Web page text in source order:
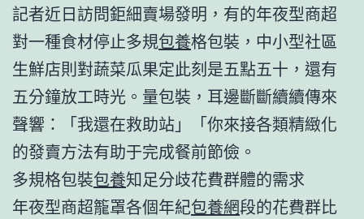
記者近日訪問鉅細賣場發明，有的年夜型商超
對一種食材停止多規包養格包裝，中小型社區
生鮮店則對蔬菜瓜果定此刻是五點五十，還有
五分鐘放工時光。量包裝，耳邊斷斷續續傳來
聲響：「我還在救助站」「你來接各類精緻化
的發賣方法有助于完成餐前節儉。
多規格包裝包養知足分歧花費群體的需求
年夜型商超籠罩各個年紀包養網段的花費群比